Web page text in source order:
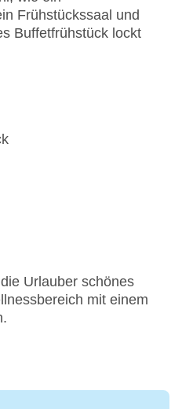
4
177
Express, EC Maestro,
Frühstückssaal und
Buffetfrühstück lockt
Urlauber schönes
mit einem